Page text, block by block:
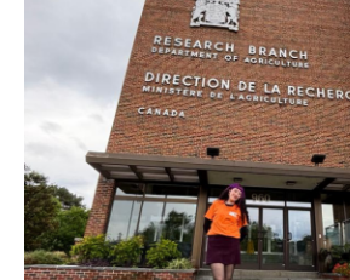
COMUNICACIONES
CONTACTO